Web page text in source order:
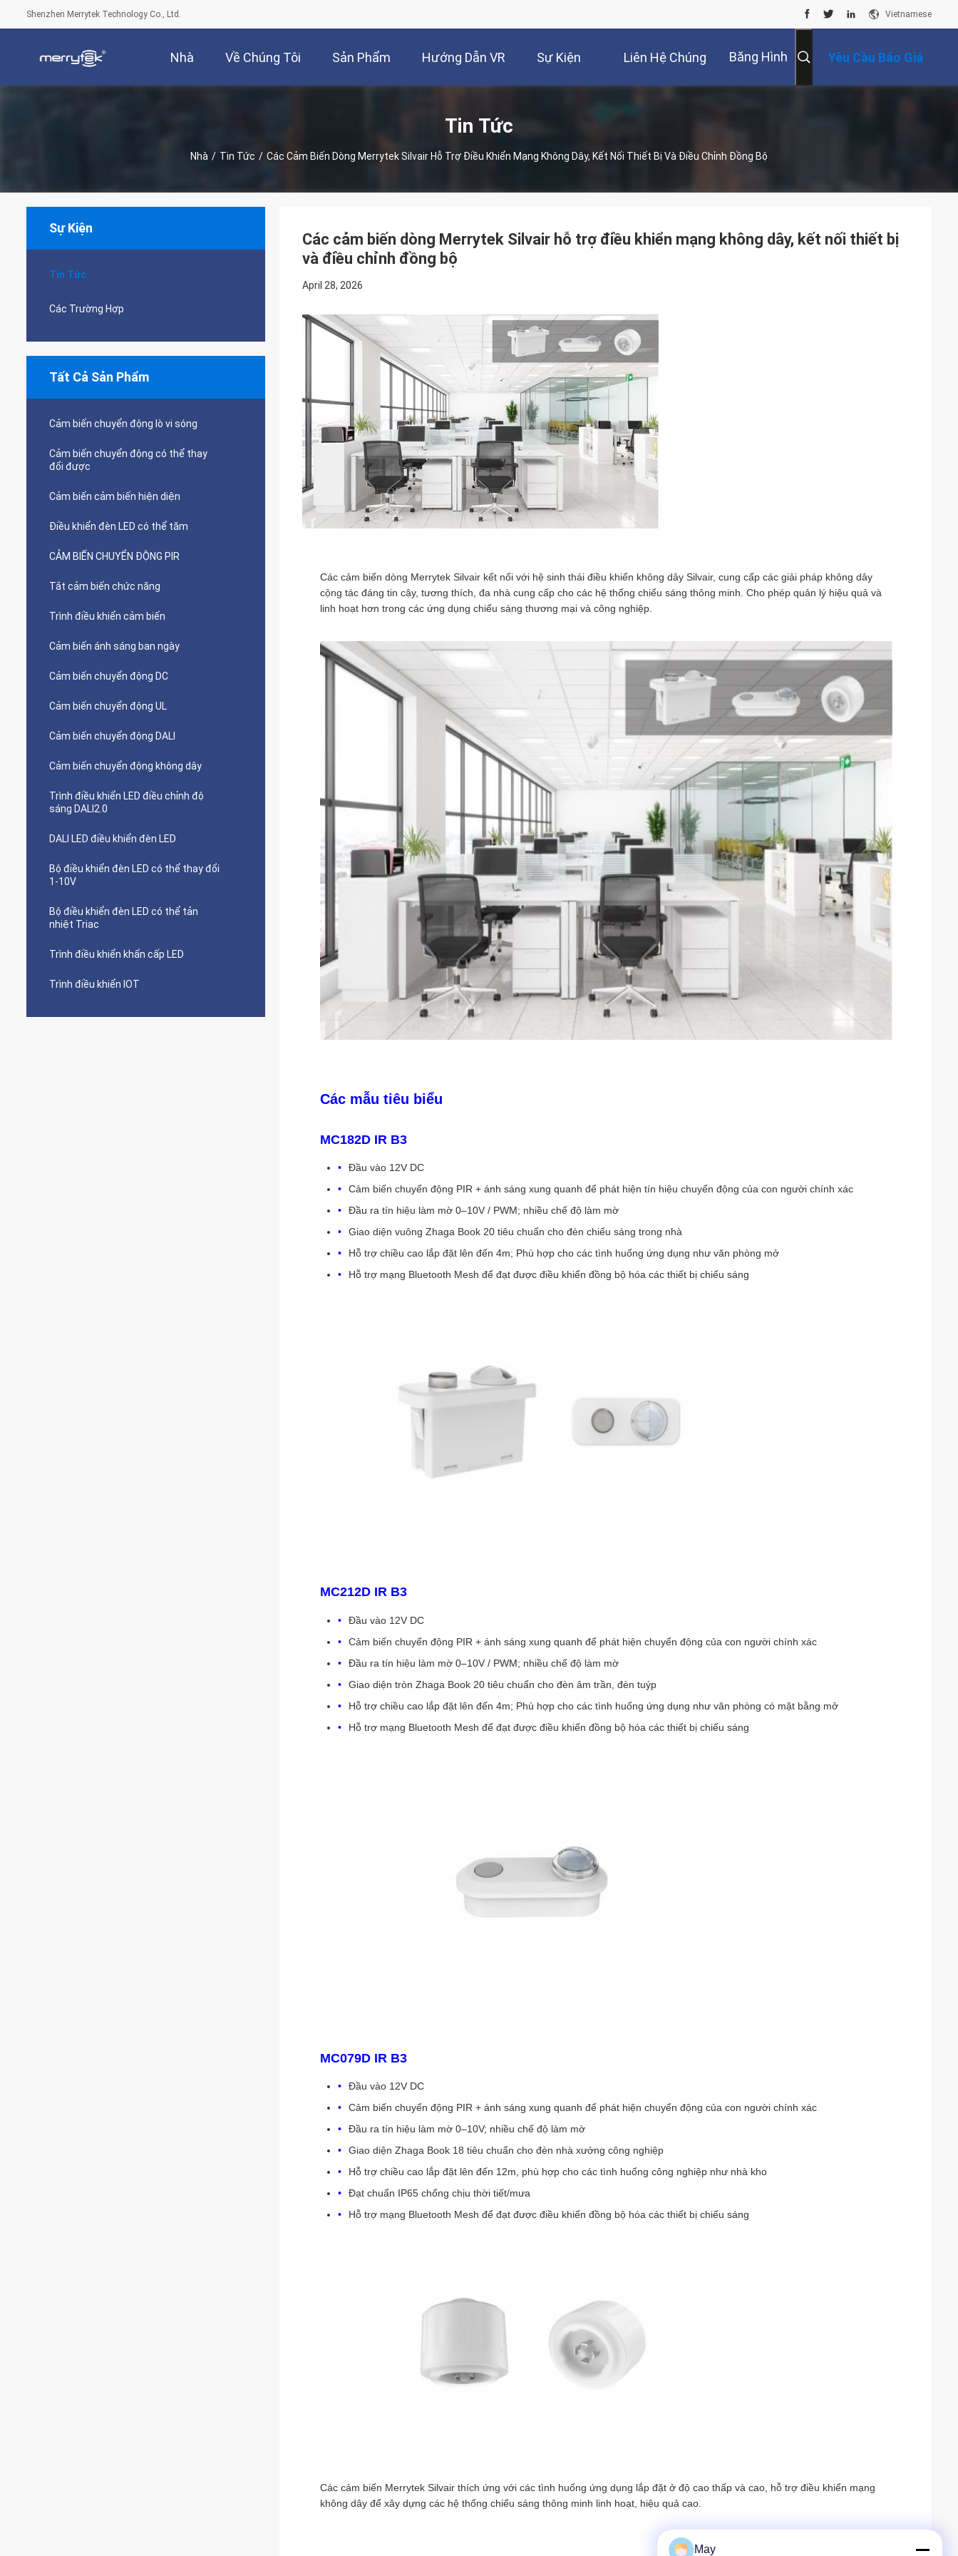
Shenzhen Merrytek Technology Co., Ltd. Vietnamese
Nhà Về Chúng Tôi Sản Phẩm Hướng Dẫn VR Sự Kiện Liên Hệ Chúng Băng Hình Yêu Cầu Báo Giá
Tin Tức
Nhà / Tin Tức / Các Cảm Biến Dòng Merrytek Silvair Hỗ Trợ Điều Khiển Mạng Không Dây, Kết Nối Thiết Bị Và Điều Chỉnh Đồng Bộ
Sự Kiện
Tin Tức
Các Trường Hợp
Tất Cả Sản Phẩm
Cảm biến chuyển động lò vi sóng
Cảm biến chuyển động có thể thay
đổi được
Cảm biến cảm biến hiện diện
Điều khiển đèn LED có thể tăm
CẢM BIẾN CHUYỂN ĐỘNG PIR
Tắt cảm biến chức năng
Trình điều khiển cảm biến
Cảm biến ánh sáng ban ngày
Cảm biến chuyển động DC
Cảm biến chuyển động UL
Cảm biến chuyển động DALI
Cảm biến chuyển động không dây
Trình điều khiển LED điều chỉnh độ
sáng DALI2.0
DALI LED điều khiển đèn LED
Bộ điều khiển đèn LED có thể thay đổi
1-10V
Bộ điều khiển đèn LED có thể tản
nhiệt Triac
Trình điều khiển khẩn cấp LED
Trình điều khiển IOT
Các cảm biến dòng Merrytek Silvair hỗ trợ điều khiển mạng không dây, kết nối thiết bị
và điều chỉnh đồng bộ
April 28, 2026
Các cảm biến dòng Merrytek Silvair kết nối với hệ sinh thái điều khiển không dây Silvair, cung cấp các giải pháp không dây
cộng tác đáng tin cậy, tương thích, đa nhà cung cấp cho các hệ thống chiếu sáng thông minh. Cho phép quản lý hiệu quả và
linh hoạt hơn trong các ứng dụng chiếu sáng thương mại và công nghiệp.
Các mẫu tiêu biểu
MC182D IR B3
Đầu vào 12V DC
Cảm biến chuyển động PIR + ánh sáng xung quanh để phát hiện tín hiệu chuyển động của con người chính xác
Đầu ra tín hiệu làm mờ 0–10V / PWM; nhiều chế độ làm mờ
Giao diện vuông Zhaga Book 20 tiêu chuẩn cho đèn chiếu sáng trong nhà
Hỗ trợ chiều cao lắp đặt lên đến 4m; Phù hợp cho các tình huống ứng dụng như văn phòng mở
Hỗ trợ mạng Bluetooth Mesh để đạt được điều khiển đồng bộ hóa các thiết bị chiếu sáng
MC212D IR B3
Đầu vào 12V DC
Cảm biến chuyển động PIR + ánh sáng xung quanh để phát hiện chuyển động của con người chính xác
Đầu ra tín hiệu làm mờ 0–10V / PWM; nhiều chế độ làm mờ
Giao diện tròn Zhaga Book 20 tiêu chuẩn cho đèn âm trần, đèn tuýp
Hỗ trợ chiều cao lắp đặt lên đến 4m; Phù hợp cho các tình huống ứng dụng như văn phòng có mặt bằng mở
Hỗ trợ mạng Bluetooth Mesh để đạt được điều khiển đồng bộ hóa các thiết bị chiếu sáng
MC079D IR B3
Đầu vào 12V DC
Cảm biến chuyển động PIR + ánh sáng xung quanh để phát hiện chuyển động của con người chính xác
Đầu ra tín hiệu làm mờ 0–10V; nhiều chế độ làm mờ
Giao diện Zhaga Book 18 tiêu chuẩn cho đèn nhà xưởng công nghiệp
Hỗ trợ chiều cao lắp đặt lên đến 12m, phù hợp cho các tình huống công nghiệp như nhà kho
Đạt chuẩn IP65 chống chịu thời tiết/mưa
Hỗ trợ mạng Bluetooth Mesh để đạt được điều khiển đồng bộ hóa các thiết bị chiếu sáng
Các cảm biến Merrytek Silvair thích ứng với các tình huống ứng dụng lắp đặt ở độ cao thấp và cao, hỗ trợ điều khiển mạng
không dây để xây dựng các hệ thống chiếu sáng thông minh linh hoạt, hiệu quả cao.
May